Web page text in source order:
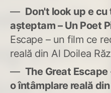
Don't look up e
așteptam – Un Poet
Escape – un film ce
reală din Al Doilea
The Great
o întâmplare reală